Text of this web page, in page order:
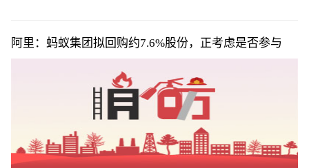
阿里：蚂蚁集团拟回购约7.6%股份，正考虑是否参与